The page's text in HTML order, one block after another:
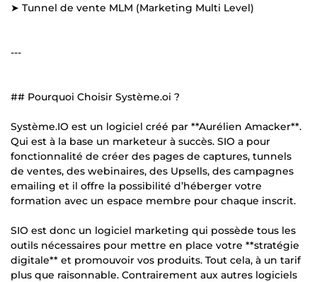
➤ Tunnel de vente MLM (Marketing Multi Level)
---
## Pourquoi Choisir Système.oi ?
Système.IO est un logiciel créé par **Aurélien Amacker**.
Qui est à la base un marketeur à succès. SIO a pour
fonctionnalité de créer des pages de captures, tunnels
de ventes, des webinaires, des Upsells, des campagnes
emailing et il offre la possibilité d’héberger votre
formation avec un espace membre pour chaque inscrit.
SIO est donc un logiciel marketing qui possède tous les
outils nécessaires pour mettre en place votre **stratégie
digitale** et promouvoir vos produits. Tout cela, à un tarif
plus que raisonnable. Contrairement aux autres logiciels